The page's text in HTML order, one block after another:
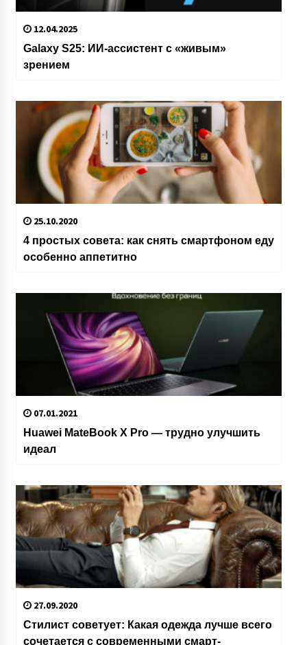
12.04.2025
Galaxy S25: ИИ-ассистент с «живым»
зрением
25.10.2020
4 простых совета: как снять смартфоном еду
особенно аппетитно
07.01.2021
Huawei MateBook X Pro — трудно улучшить
идеал
27.09.2020
Стилист советует: Какая одежда лучше всего
сочетается с современными смарт-